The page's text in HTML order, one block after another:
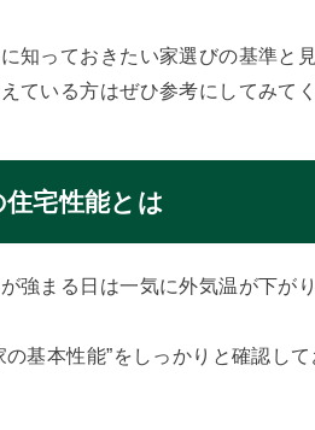
知っておきたい家選びの基準と
ている方はぜひ参考にしてみてく
宅性能とは
強まる日は一気に外気温が下が
基本性能”をしっかりと確認し